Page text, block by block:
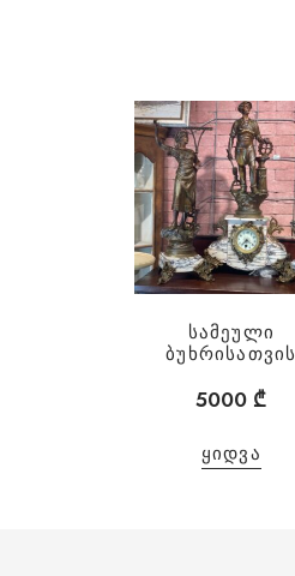
სამეული
ბუხრისათვის
5000 ₾
ᲧᲘᲓᲕᲐ